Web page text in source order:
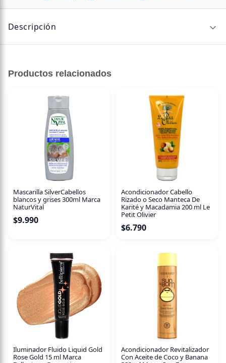
Descripción
Productos relacionados
Mascarilla SilverCabellos
blancos y grises 300ml Marca
NaturVital
$9.990
Acondicionador Cabello
Rizado o Seco Manteca De
Karité y Macadamia 200 ml Le
Petit Olivier
$6.790
Iluminador Fluido Liquid Gold
Rose Gold 15 ml Marca
Acondicionador Revitalizador
Con Aceite de Coco y Banana